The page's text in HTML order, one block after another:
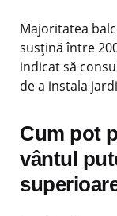
Majoritatea
susțină între
indicat să
de a instala
Cum pot
vântul